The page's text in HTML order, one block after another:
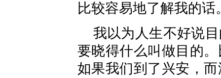
比较容易地了解我的话
我以为人生不好说
要晓得什么叫做目的
如果我们到了兴安，